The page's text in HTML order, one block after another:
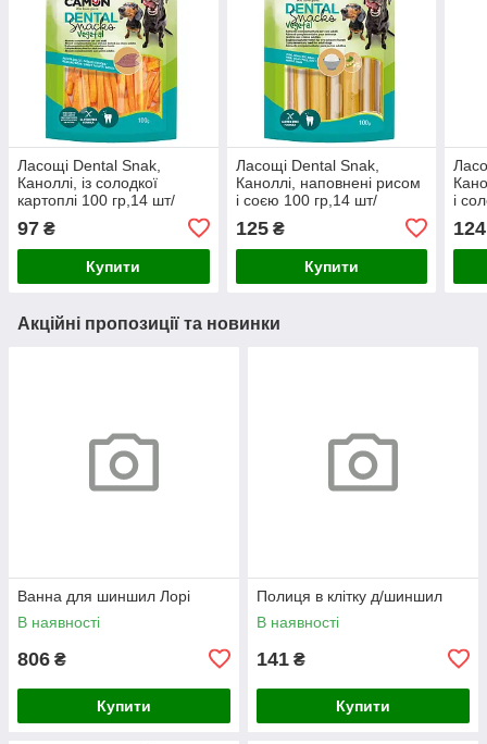
Ласощі Dental Snak,
Каноллі, із солодкої
картоплі 100 гр,14 шт/
(ціна за упак)
97 ₴
Купити
Ласощі Dental Snak,
Каноллі, наповнені рисом
і соєю 100 гр,14 шт/
(ціна за упак)
125₴
Купити
і
124
Акційні пропозиції та новинки
Ванна для шиншил Лорі
В наявності
806 ₴
Купити
Полиця в клітку д/шиншил
В наявності
141 ₴
Купити